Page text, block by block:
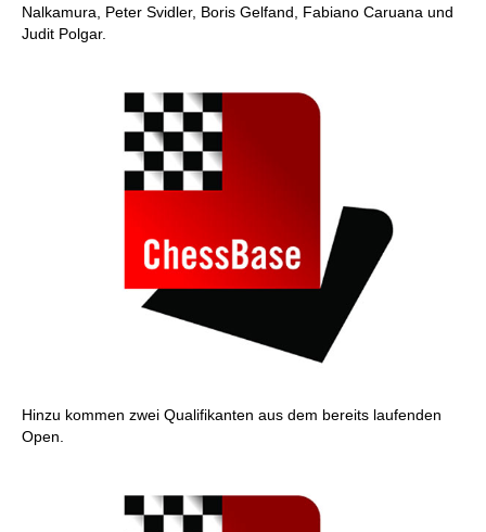
Nalkamura, Peter Svidler, Boris Gelfand, Fabiano Caruana und
Judit Polgar.
Hinzu kommen zwei Qualifikanten aus dem bereits laufenden
Open.